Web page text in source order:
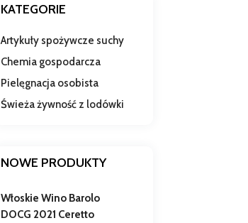
KATEGORIE
Artykuły spożywcze suchy
Chemia gospodarcza
Pielęgnacja osobista
Świeża żywność z lodówki
NOWE PRODUKTY
Włoskie Wino Barolo
DOCG 2021 Ceretto